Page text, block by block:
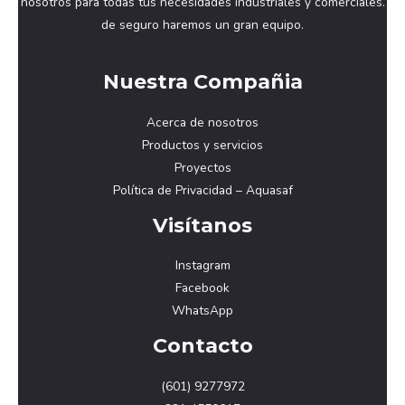
de seguro haremos un gran equipo.
Nuestra Compañia
Acerca de nosotros
Productos y servicios
Proyectos
Política de Privacidad – Aquasaf
Visítanos
Instagram
Facebook
WhatsApp
Contacto
(601) 9277972